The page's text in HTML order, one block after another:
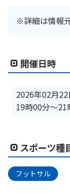
※詳細は情報
開催日時
2026年02月
19時00分〜21
スポーツ種
フットサル